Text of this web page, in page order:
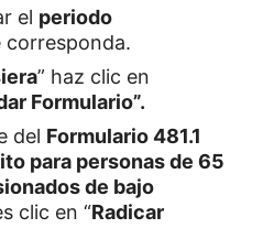
el periodo
corresponda.
” haz clic en
Formulario”.
del Formulario 481.1
para personas de 65
de bajo
clic en “Radicar